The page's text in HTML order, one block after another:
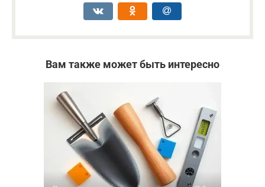
Вам также может быть интересно